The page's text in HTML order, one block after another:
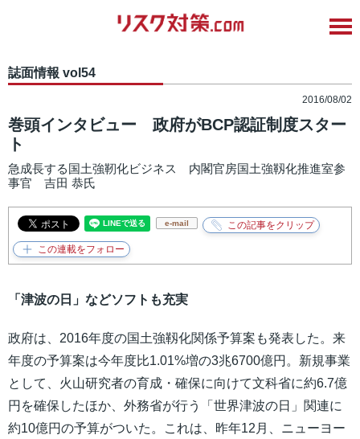
誌面情報 vol54
2016/08/02
巻頭インタビュー 政府がBCP認証制度スター
ト
急成長する国土強靭化ビジネス 内閣官房国土強靱化推進室参
事官 吉田 恭氏
e-mail
「津波の日」などソフトも充実
政府は、2016年度の国土強靱化関係予算案も発表した。来
年度の予算案は今年度比1.01%増の3兆6700億円。新規事業
として、火山研究者の育成・確保に向けて文科省に約6.7億
円を確保したほか、外務省が行う「世界津波の日」関連に
約10億円の予算がついた。これは、昨年12月、ニューヨー